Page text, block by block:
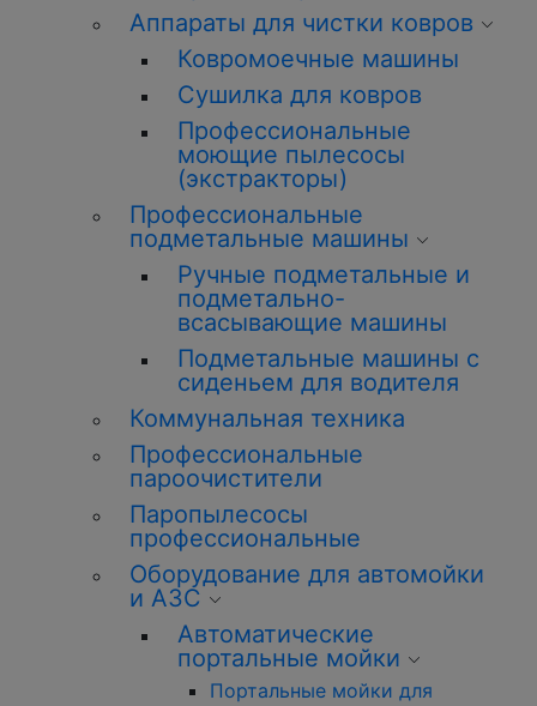
Аппараты для чистки ковров
Ковромоечные машины
Сушилка для ковров
Профессиональные
моющие пылесосы
(экстракторы)
Профессиональные
подметальные машины
Ручные подметальные и
подметально-
всасывающие машины
Подметальные машины с
сиденьем для водителя
Коммунальная техника
Профессиональные
пароочистители
Паропылесосы
профессиональные
Оборудование для автомойки
и АЗС
Автоматические
портальные мойки
Портальные мойки для